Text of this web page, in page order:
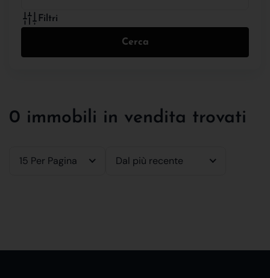
Filtri
Cerca
0 immobili in vendita trovati
15 Per Pagina Dal più recente